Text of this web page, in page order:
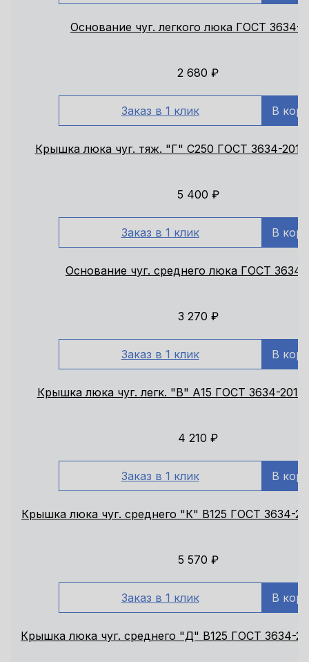
Основание чуг. легкого люка ГОСТ 3634-
2 680 ₽
Заказ в 1 клик В
Крышка люка чуг. тяж. "Г" С250 ГОСТ 3634-
5 400 ₽
Заказ в 1 клик В
Основание чуг. среднего люка ГОСТ 3634-
3 270 ₽
Заказ в 1 клик В
Крышка люка чуг. легк. "В" А15 ГОСТ 3634-
4 210 ₽
Заказ в 1 клик В
Крышка люка чуг. среднего "К" В125 ГОСТ 3634-
5 570 ₽
Заказ в 1 клик В
Крышка люка чуг. среднего "Д" В125 ГОСТ 3634-